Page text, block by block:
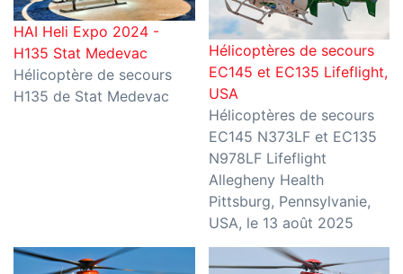
HAI Heli Expo 2024 -
H135 Stat Medevac
Hélicoptère de secours
H135 de Stat Medevac
Hélicoptères de secours
EC145 et EC135 Lifeflight,
USA
Hélicoptères de secours
EC145 N373LF et EC135
N978LF Lifeflight
Allegheny Health
Pittsburg, Pennsylvanie,
USA, le 13 août 2025